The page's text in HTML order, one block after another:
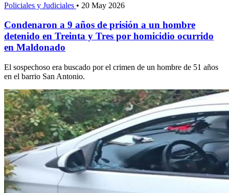
Policiales y Judiciales • 20 May 2026
Condenaron a 9 años de prisión a un hombre
detenido en Treinta y Tres por homicidio ocurrido
en Maldonado
El sospechoso era buscado por el crimen de un hombre de 51 años
en el barrio San Antonio.